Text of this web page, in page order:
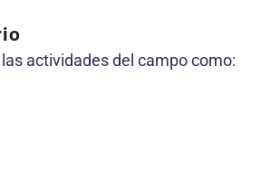
actividades del campo como: